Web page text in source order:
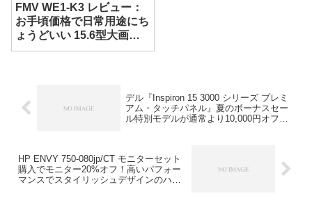
FMV WE1-K3 レビュー：
お手頃価格で日常用途にち
ょうどいい 15.6型大画面
ノート
デル『Inspiron 15 3000 シリーズ プレミ
アム・タッチパネル』夏のボーナスセー
ル特別モデルが通常より10,000円オフ！
HP ENVY 750-080jp/CT モニターセット
購入でモニター20%オフ！高いパフォー
マンスでスタイリッシュデザインのハイ